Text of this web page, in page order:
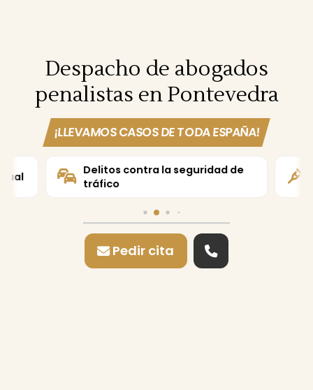
Despacho de abogados
penalistas en Pontevedra
¡LLEVAMOS CASOS DE TODA ESPAÑA!
Delitos contra la seguridad de
tráfico
Pedir cita